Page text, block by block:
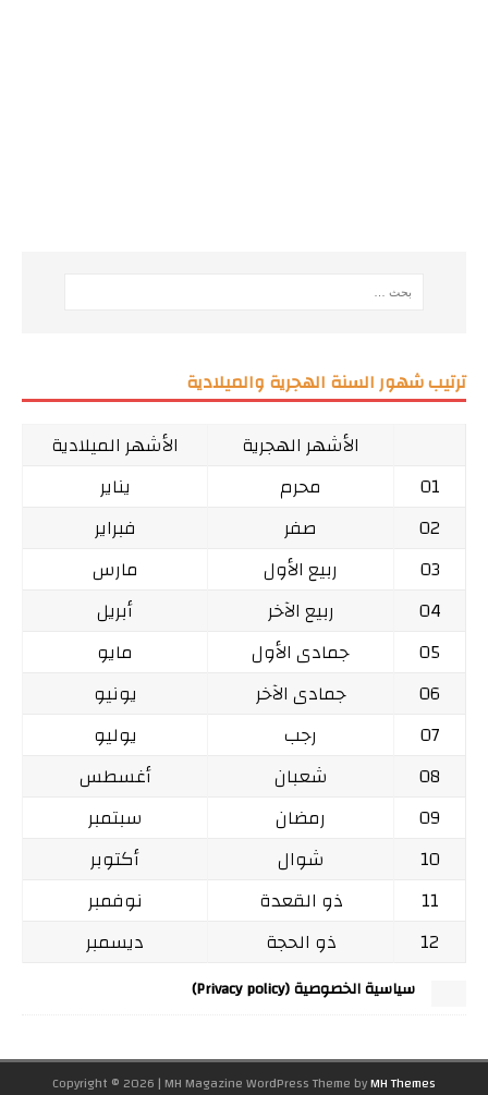
ترتيب شهور السنة الهجرية والميلادية
الأشهر الهجرية
الأشهر الميلادية
01
محرم
يناير
02
صفر
فبراير
03
ربيع الأول
مارس
04
ربيع الآخر
أبريل
05
جمادى الأول
مايو
06
جمادى الآخر
يونيو
07
رجب
يوليو
08
شعبان
أغسطس
09
رمضان
سبتمبر
10
شوال
أكتوبر
11
ذو القعدة
نوفمبر
12
ذو الحجة ديسمبر
سياسية الخصوصية (Privacy policy)
Copyright © 2026 | MH Magazine WordPress Theme byMH Themes